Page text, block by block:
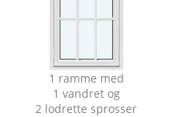
1 ramme med
1 vandret og
2 lodrette sprosser